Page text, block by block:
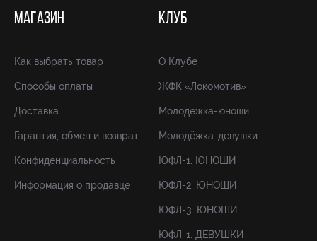
МАГАЗИН
Как выбрать товар
Способы оплаты
Доставка
Гарантия, обмен и возврат
Конфиденциальность
Информация о продавце
КЛУБ
О Клубе
ЖФК «Локомотив»
Молодёжка-юноши
Молодёжка-девушки
ЮФЛ-1. ЮНОШИ
ЮФЛ-2. ЮНОШИ
ЮФЛ-3. ЮНОШИ
ЮФЛ-1. ДЕВУШКИ